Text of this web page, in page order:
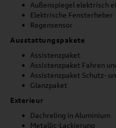
Außenspiegel elektrisch
Elektrische Fensterheber
Regensensor
Ausstattungspakete
Assistenzpaket
Assistenzpaket Fahren
Assistenzpaket Schutz-
Glanzpaket
Exterieur
Dachreling in Aluminium
Metallic-Lackierung